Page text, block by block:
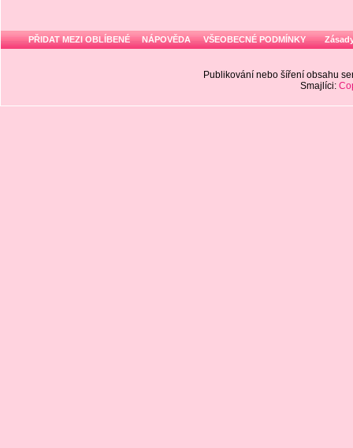
PŘIDAT MEZI OBLÍBENÉ NÁPOVĚDA VŠEOBECNÉ PODMÍNKY
Publikování nebo šíření obsahu
Smajlíci: